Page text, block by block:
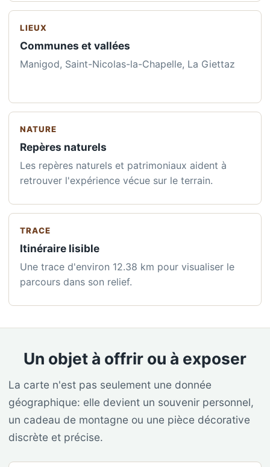
LIEUX
Communes et vallées
Manigod, Saint-Nicolas-la-Chapelle, La Giettaz
NATURE
Repères naturels
Les repères naturels et patrimoniaux aident à
retrouver l'expérience vécue sur le terrain.
TRACE
Itinéraire lisible
Une trace d'environ 12.38 km pour visualiser le
parcours dans son relief.
Un objet à offrir ou à exposer
La carte n'est pas seulement une donnée
géographique: elle devient un souvenir personnel,
un cadeau de montagne ou une pièce décorative
discrète et précise.